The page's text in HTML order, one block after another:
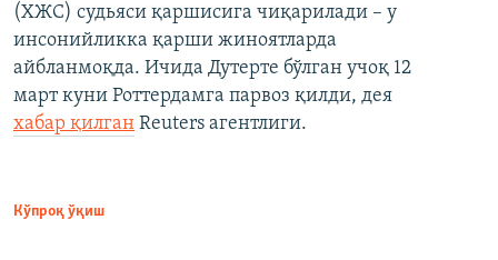
(ХЖС) судьяси қаршисига чиқарилади – у
инсонийликка қарши жиноятларда
айбланмоқда. Ичида Дутерте бўлган учоқ 12
март куни Роттердамга парвоз қилди, дея
хабар қилган Reuters агентлиги.
Кўпроқ ўқиш